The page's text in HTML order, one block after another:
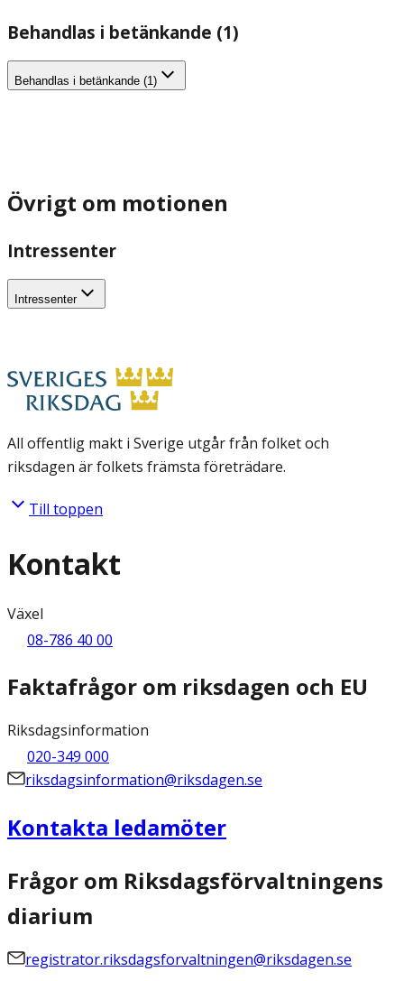
Behandlas i betänkande (1)
Behandlas i betänkande (1)
Övrigt om motionen
Intressenter
Intressenter
All offentlig makt i Sverige utgår från folket och
riksdagen är folkets främsta företrädare.
Till toppen
Kontakt
Växel
08-786 40 00
Faktafrågor om riksdagen och EU
Riksdagsinformation
020-349 000
riksdagsinformation@riksdagen.se
Kontakta ledamöter
Frågor om Riksdagsförvaltningens
diarium
registrator.riksdagsforvaltningen@riksdagen.se